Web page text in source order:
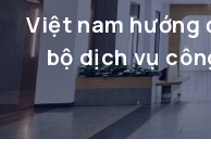
Việt nam hướng
bộ dịch vụ
2025: Quá trình